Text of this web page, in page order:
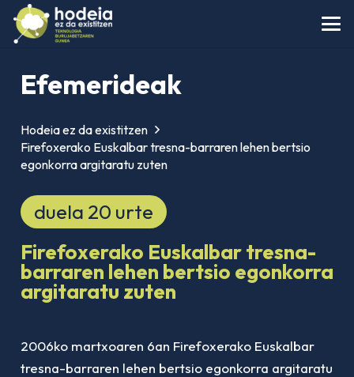
Efemerideak
Hodeia ez da existitzen
Firefoxerako Euskalbar tresna-barraren lehen bertsio
egonkorra argitaratu zuten
duela 20 urte
Firefoxerako Euskalbar tresna-
barraren lehen bertsio egonkorra
argitaratu zuten
2006ko martxoaren 6an Firefoxerako Euskalbar
tresna-barraren lehen bertsio egonkorra argitaratu